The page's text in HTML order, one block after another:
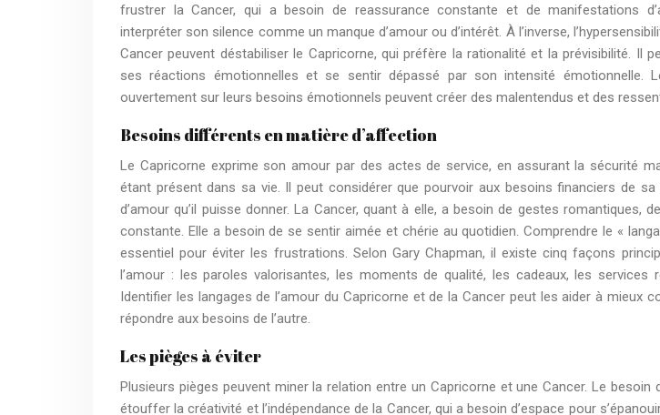
frustrer la Cancer, qui a besoin de reassurance constante et de manifestations
interpréter son silence comme un manque d’amour ou d’intérêt. À l’inverse,
Cancer peuvent déstabiliser le Capricorne, qui préfère la rationalité et la prévisibilité. Il
ses réactions émotionnelles et se sentir dépassé par son intensité émotionnelle.
ouvertement sur leurs besoins émotionnels peuvent créer des malentendus et des
Besoins différents en matière d’affection
Le Capricorne exprime son amour par des actes de service, en assurant la sécurité
étant présent dans sa vie. Il peut considérer que pourvoir aux besoins financiers de
d’amour qu’il puisse donner. La Cancer, quant à elle, a besoin de gestes romantiques,
constante. Elle a besoin de se sentir aimée et chérie au quotidien. Comprendre le «
essentiel pour éviter les frustrations. Selon Gary Chapman, il existe cinq façons
l’amour : les paroles valorisantes, les moments de qualité, les cadeaux, les services
Identifier les langages de l’amour du Capricorne et de la Cancer peut les aider à mieux
répondre aux besoins de l’autre.
Les pièges à éviter
Plusieurs pièges peuvent miner la relation entre un Capricorne et une Cancer. Le
étouffer la créativité et l’indépendance de la Cancer, qui a besoin d’espace pour